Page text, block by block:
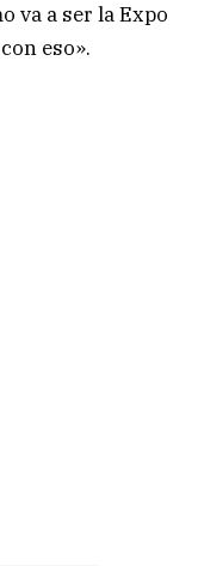
va a ser la Expo
eso».